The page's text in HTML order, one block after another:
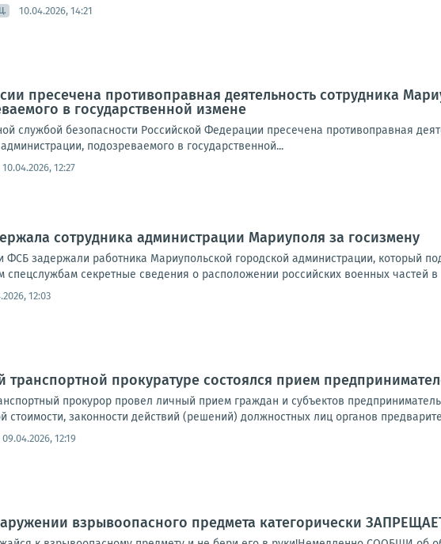
10.04.2026, 14:21
пресечена противоправная деятельность сотрудника
в государственной измене
службой безопасности Российской Федерации пресечена противоправная
подозреваемого в государственной...
10.04.2026, 12:27
сотрудника администрации Мариуполя за госизмену
ФСБ задержали работника Мариупольской городской администрации, который
спецслужбам секретные сведения о расположении российских военных частей в
12:03
прокуратуре состоялся прием
прокурор провел личный прием граждан и субъектов
стоимости, законности действий (решений) должностных лиц органов
09.04.2026, 12:19
взрывоопасного предмета категорически